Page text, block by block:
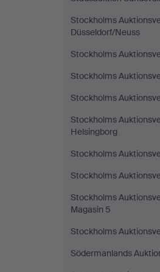
Stockholms
Düsseldorf/Neuss
Stockholms
Stockholms
Stockholms
Stockholms
Helsingborg
Stockholms
Stockholms
Stockholms
Magasin 5
Stockholms
Södermanlands